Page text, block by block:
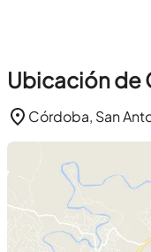
Ubicación de
Córdoba, San